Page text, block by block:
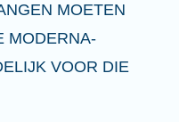
MOETEN
MODERNA-
VOOR DIE